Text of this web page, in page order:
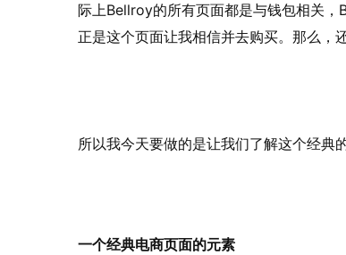
际上Bellroy的所有页面都是与钱包相关
正是这个页面让我相信并去购买。那么，
所以我今天要做的是让我们了解这个经典
一个经典电商页面的元素